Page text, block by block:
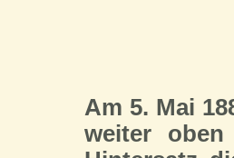
Am 5. Mai
weiter oben